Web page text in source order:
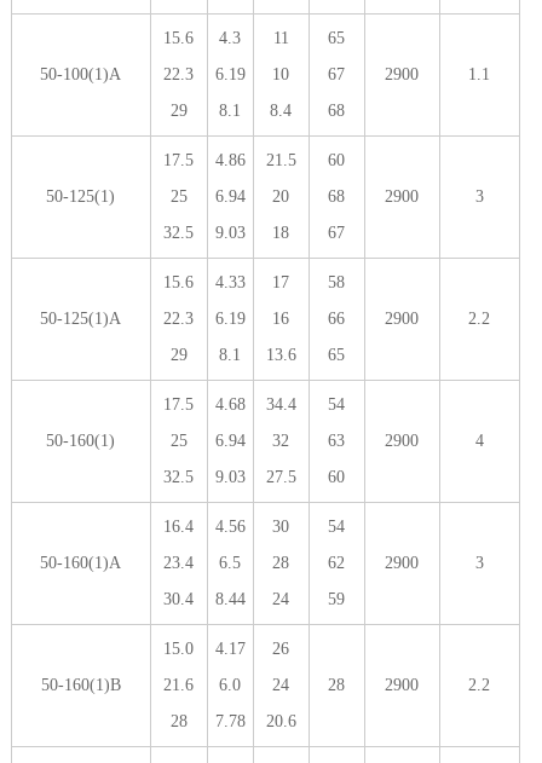
50-100(1)A
15.6
22.3
29
4.3
6.19
8.1
11
10
8.4
65
67
68
2900 1.1
50-125(1)
17.5
25
32.5
4.86
6.94
9.03
21.5
20
18
60
68
67
2900 3
50-125(1)A
15.6
22.3
29
4.33
6.19
8.1
17
16
13.6
58
66
65
2900 2.2
50-160(1)
17.5
25
32.5
4.68
6.94
9.03
34.4
32
27.5
54
63
60
2900 4
50-160(1)A
16.4
23.4
30.4
4.56
6.5
8.44
30
28
24
54
62
59
2900 3
50-160(1)B
15.0
21.6
28
4.17
6.0
7.78
26
24
20.6
28 2900 2.2